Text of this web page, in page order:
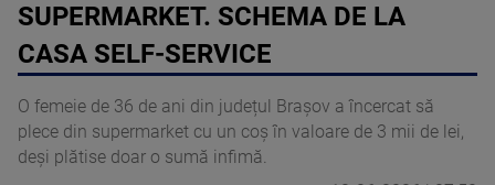
SUPERMARKET. SCHEMA DE LA
CASA SELF-SERVICE
O femeie de 36 de ani din județul Brașov a încercat să
plece din supermarket cu un coș în valoare de 3 mii de lei,
deși plătise doar o sumă infimă.